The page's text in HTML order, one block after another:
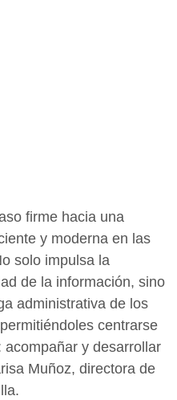
firme hacia una
y moderna en las
solo impulsa la
de la información, sino
administrativa de los
centrarse
y desarrollar
Muñoz, directora de